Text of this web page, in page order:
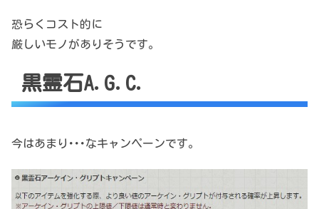
恐らくコスト的に
厳しいモノがありそうです。
黒霊石A.G.C.
今はあまり･･･なキャンペーンです。